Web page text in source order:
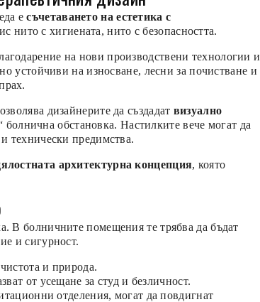
есъчетаването на естетика с
нито с хигиената, нито с безопасността.
на нови производствени технологии и
устойчиви на износване, лесни за почистване и
дизайнерите да създадат визуално
обстановка. Настилките вече могат да
технически предимства.
архитектурна концепция, която
В болничните помещения те трябва да бъдат
и сигурност.
и природа.
от усещане за студ и безличност.
отделения, могат да повдигнат